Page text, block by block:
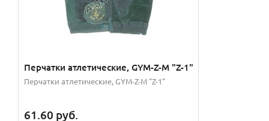
Перчатки атлетические, GYM-Z-M "Z-1"
Перчатки атлетические, GYM-Z-M "Z-1"
61.60 руб.